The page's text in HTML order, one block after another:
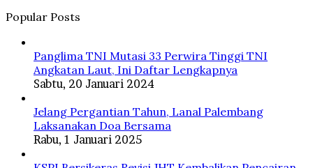
Popular Posts
Panglima TNI Mutasi 33 Perwira Tinggi TNI
Angkatan Laut, Ini Daftar Lengkapnya
Sabtu, 20 Januari 2024
Jelang Pergantian Tahun, Lanal Palembang
Laksanakan Doa Bersama
Rabu, 1 Januari 2025